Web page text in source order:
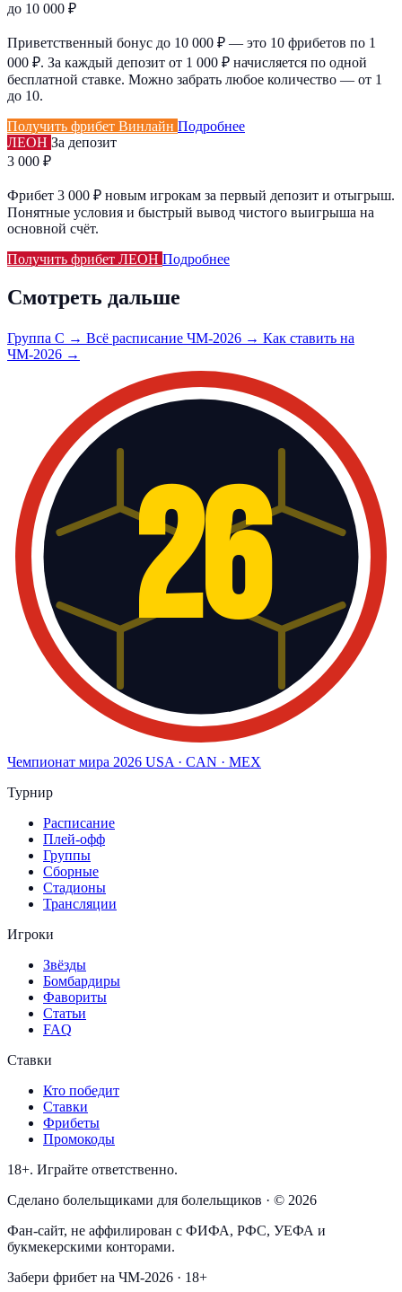
до 10 000 ₽
Приветственный бонус до 10 000 ₽ — это 10 фрибетов по 1
000 ₽. За каждый депозит от 1 000 ₽ начисляется по одной
бесплатной ставке. Можно забрать любое количество — от 1
до 10.
Получить фрибет Винлайн Подробнее
ЛЕОН За депозит
3 000 ₽
Фрибет 3 000 ₽ новым игрокам за первый депозит и отыгрыш.
Понятные условия и быстрый вывод чистого выигрыша на
основной счёт.
Получить фрибет ЛЕОН Подробнее
Смотреть дальше
Группа C → Всё расписание ЧМ-2026 → Как ставить на
ЧМ-2026 →
26
Чемпионат мира 2026 USA · CAN · MEX
Турнир
Расписание
Плей-офф
Группы
Сборные
Стадионы
Трансляции
Игроки
Звёзды
Бомбардиры
Фавориты
Статьи
FAQ
Ставки
Кто победит
Ставки
Фрибеты
Промокоды
18+. Играйте ответственно.
Сделано болельщиками для болельщиков · © 2026
Фан-сайт, не аффилирован с ФИФА, РФС, УЕФА и
букмекерскими конторами.
Забери фрибет на ЧМ-2026 · 18+